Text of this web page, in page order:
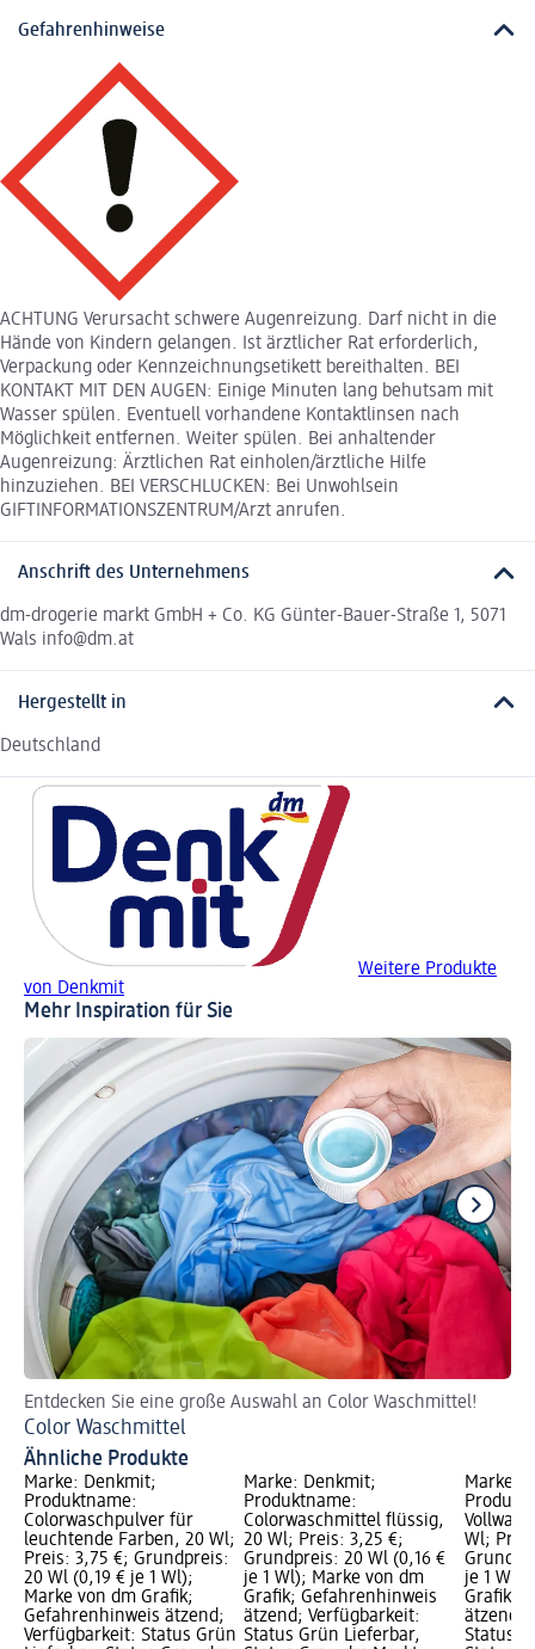
Gefahrenhinweise
ACHTUNG Verursacht schwere Augenreizung. Darf nicht in die
Hände von Kindern gelangen. Ist ärztlicher Rat erforderlich,
Verpackung oder Kennzeichnungsetikett bereithalten. BEI
KONTAKT MIT DEN AUGEN: Einige Minuten lang behutsam mit
Wasser spülen. Eventuell vorhandene Kontaktlinsen nach
Möglichkeit entfernen. Weiter spülen. Bei anhaltender
Augenreizung: Ärztlichen Rat einholen/ärztliche Hilfe
hinzuziehen. BEI VERSCHLUCKEN: Bei Unwohlsein
GIFTINFORMATIONSZENTRUM/Arzt anrufen.
Anschrift des Unternehmens
dm-drogerie markt GmbH + Co. KG Günter-Bauer-Straße 1, 5071
Wals info@dm.at
Hergestellt in
Deutschland
Weitere Produkte
von Denkmit
Mehr Inspiration für Sie
Entdecken Sie eine große Auswahl an Color Waschmittel!
Color Waschmittel
Ähnliche Produkte
Marke: Denkmit;
Produktname:
Colorwaschpulver für
leuchtende Farben, 20 Wl;
Preis: 3,75 €; Grundpreis:
20 Wl (0,19 € je 1 Wl);
Marke von dm Grafik;
Gefahrenhinweis ätzend;
Verfügbarkeit: Status Grün
Marke: Denkmit;
Produktname:
Colorwaschmittel flüssig,
20 Wl; Preis: 3,25 €;
Grundpreis: 20 Wl (0,16 €
je 1 Wl); Marke von dm
Grafik; Gefahrenhinweis
ätzend; Verfügbarkeit:
Status Grün Lieferbar,
Marke:
Wl;
je 1 Wl);
Grafik;
ätzend;
Status